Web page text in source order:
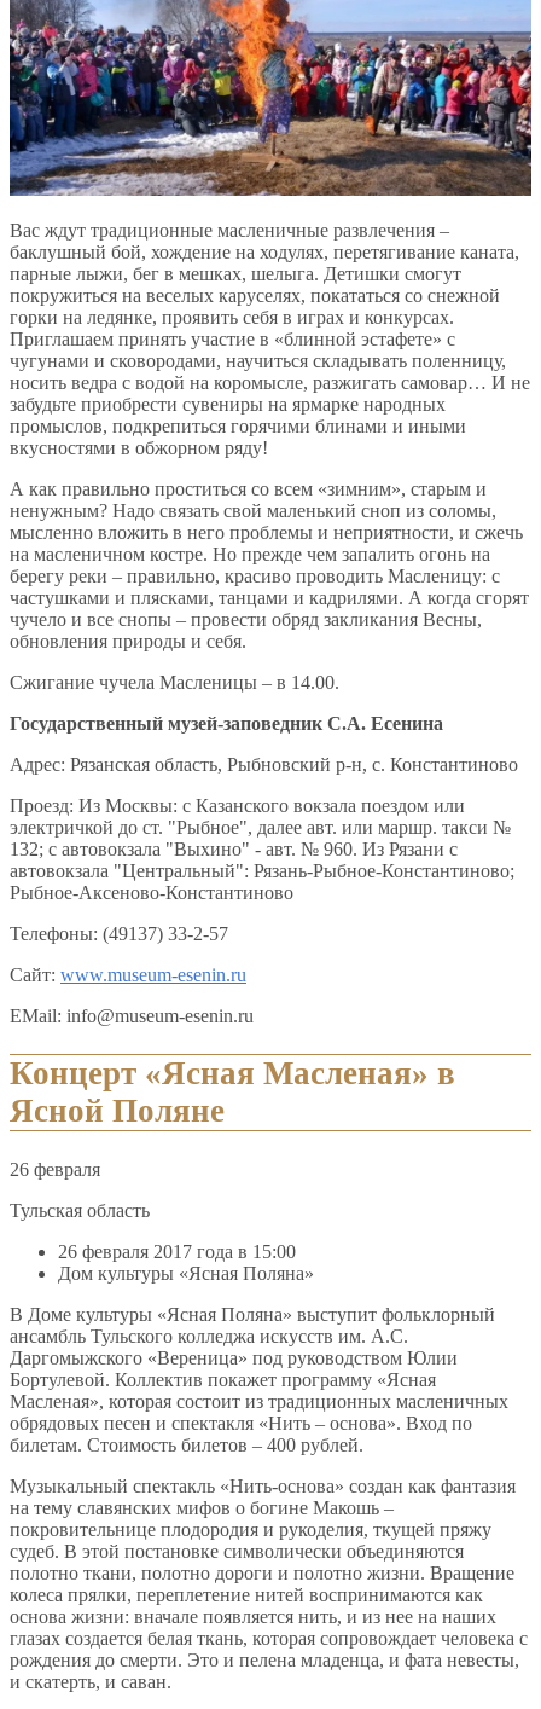
Вас ждут традиционные масленичные развлечения –
баклушный бой, хождение на ходулях, перетягивание каната,
парные лыжи, бег в мешках, шелыга. Детишки смогут
покружиться на веселых каруселях, покататься со снежной
горки на ледянке, проявить себя в играх и конкурсах.
Приглашаем принять участие в «блинной эстафете» с
чугунами и сковородами, научиться складывать поленницу,
носить ведра с водой на коромысле, разжигать самовар… И не
забудьте приобрести сувениры на ярмарке народных
промыслов, подкрепиться горячими блинами и иными
вкусностями в обжорном ряду!
А как правильно проститься со всем «зимним», старым и
ненужным? Надо связать свой маленький сноп из соломы,
мысленно вложить в него проблемы и неприятности, и сжечь
на масленичном костре. Но прежде чем запалить огонь на
берегу реки – правильно, красиво проводить Масленицу: с
частушками и плясками, танцами и кадрилями. А когда сгорят
чучело и все снопы – провести обряд закликания Весны,
обновления природы и себя.
Сжигание чучела Масленицы – в 14.00.
Государственный музей-заповедник С.А. Есенина
Адрес: Рязанская область, Рыбновский р-н, с. Константиново
Проезд: Из Москвы: с Казанского вокзала поездом или
электричкой до ст. "Рыбное", далее авт. или маршр. такси №
132; с автовокзала "Выхино" - авт. № 960. Из Рязани с
автовокзала "Центральный": Рязань-Рыбное-Константиново;
Рыбное-Аксеново-Константиново
Телефоны: (49137) 33-2-57
Сайт: www.museum-esenin.ru
EMail: info@museum-esenin.ru
Концерт «Ясная Масленая» в
Ясной Поляне
26 февраля
Тульская область
26 февраля 2017 года в 15:00
Дом культуры «Ясная Поляна»
В Доме культуры «Ясная Поляна» выступит фольклорный
ансамбль Тульского колледжа искусств им. А.С.
Даргомыжского «Вереница» под руководством Юлии
Бортулевой. Коллектив покажет программу «Ясная
Масленая», которая состоит из традиционных масленичных
обрядовых песен и спектакля «Нить – основа». Вход по
билетам. Стоимость билетов – 400 рублей.
Музыкальный спектакль «Нить-основа» создан как фантазия
на тему славянских мифов о богине Макошь –
покровительнице плодородия и рукоделия, ткущей пряжу
судеб. В этой постановке символически объединяются
полотно ткани, полотно дороги и полотно жизни. Вращение
колеса прялки, переплетение нитей воспринимаются как
основа жизни: вначале появляется нить, и из нее на наших
глазах создается белая ткань, которая сопровождает человека с
рождения до смерти. Это и пелена младенца, и фата невесты,
и скатерть, и саван.